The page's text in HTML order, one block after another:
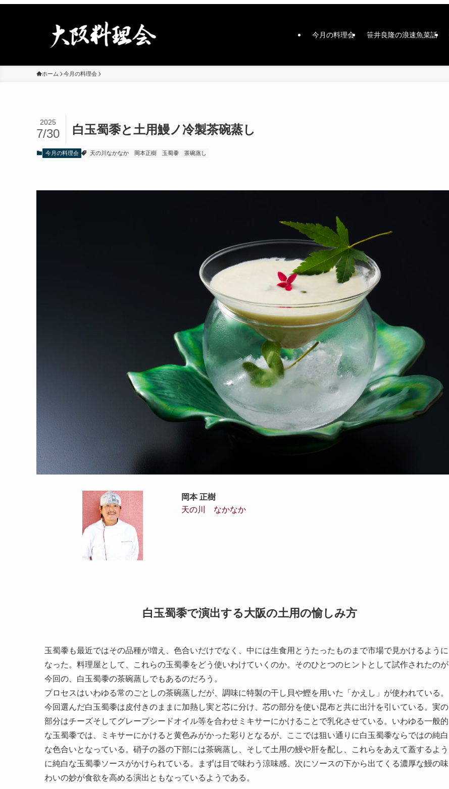
今月の料理会 笹井良隆の浪速魚菜話
ホーム 今月の料理会
白玉蜀黍と土用鰻ノ冷製茶碗蒸し
2025
7/30
今月の料理会 天の川なかなか 岡本正樹 玉蜀黍 茶碗蒸し
岡本 正樹
天の川 なかなか
白玉蜀黍で演出する大阪の土用の愉しみ方
玉蜀黍も最近ではその品種が増え、色合いだけでなく、中には生食用とうたったものまで市場で見かけるように
なった。料理屋として、これらの玉蜀黍をどう使いわけていくのか。そのひとつのヒントとして試作されたのが
今回の、白玉蜀黍の茶碗蒸しでもあるのだろう。
プロセスはいわゆる常のごとしの茶碗蒸しだが、調味に特製の干し貝や鰹を用いた「かえし」が使われている。
今回選んだ白玉蜀黍は皮付きのままに加熱し実と芯に分け、芯の部分を使い昆布と共に出汁を引いている。実の
部分はチーズそしてグレープシードオイル等を合わせミキサーにかけることで乳化させている。いわゆる一般的
な玉蜀黍では、ミキサーにかけると黄色みがかった彩りとなるが、ここでは狙い通りに白玉蜀黍ならではの純白
な色合いとなっている。硝子の器の下部には茶碗蒸し、そして土用の鰻や肝を配し、これらをあえて蓋するよう
に純白な玉蜀黍ソースがかけられている。まずは目で味わう涼味感、次にソースの下から出てくる濃厚な鰻の味
わいの妙が食欲を高める演出ともなっているようである。